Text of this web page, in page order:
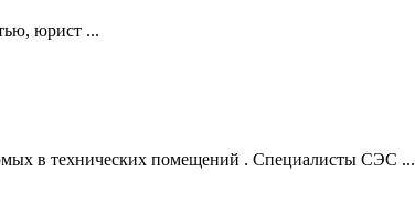
юрист ...
в технических помещений . Специалисты СЭС ...